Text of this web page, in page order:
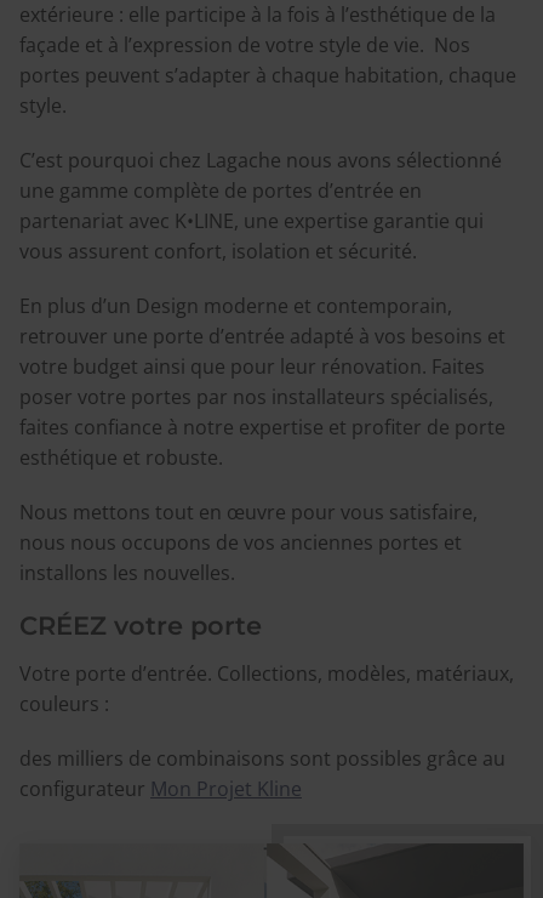
extérieure : elle participe à la fois à l’esthétique de la
façade et à l’expression de votre style de vie. Nos
portes peuvent s’adapter à chaque habitation, chaque
style.
C’est pourquoi chez Lagache nous avons sélectionné
une gamme complète de portes d’entrée en
partenariat avec K•LINE, une expertise garantie qui
vous assurent confort, isolation et sécurité.
En plus d’un Design moderne et contemporain,
retrouver une porte d’entrée adapté à vos besoins et
votre budget ainsi que pour leur rénovation. Faites
poser votre portes par nos installateurs spécialisés,
faites confiance à notre expertise et profiter de porte
esthétique et robuste.
Nous mettons tout en œuvre pour vous satisfaire,
nous nous occupons de vos anciennes portes et
installons les nouvelles.
CRÉEZ votre porte
Votre porte d’entrée. Collections, modèles, matériaux,
couleurs :
des milliers de combinaisons sont possibles grâce au
configurateur Mon Projet Kline